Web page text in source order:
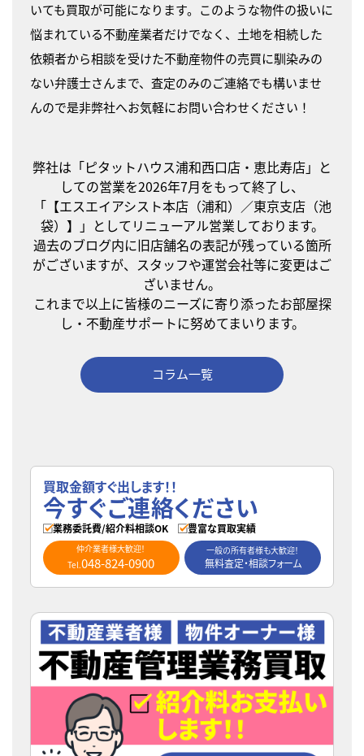
いても買取が可能になります。このような物件の扱いに
悩まれている不動産業者だけでなく、土地を相続した
依頼者から相談を受けた不動産物件の売買に馴染みの
ない弁護士さんまで、査定のみのご連絡でも構いませ
んので是非弊社へお気軽にお問い合わせください！
弊社は「ピタットハウス浦和西口店・恵比寿店」と
しての営業を2026年7月をもって終了し、
「【エスエイアシスト本店（浦和）／東京支店（池
袋）】」としてリニューアル営業しております。
過去のブログ内に旧店舗名の表記が残っている箇所
がございますが、スタッフや運営会社等に変更はご
ざいません。
これまで以上に皆様のニーズに寄り添ったお部屋探
し・不動産サポートに努めてまいります。
コラム一覧
買取金額すぐ出します！！
今すぐご連絡ください
業務委託費/紹介料相談OK 豊富な買取実績
仲介業者様大歓迎！
Tel.048-824-0900
一般の所有者様も大歓迎！
無料査定・相談フォーム